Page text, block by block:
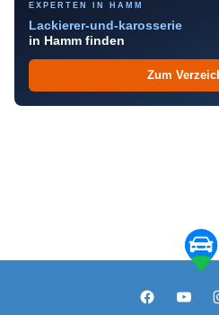
EXPERTEN IN HAMM
Lackierer-und-karosserie
in Hamm finden
Zum